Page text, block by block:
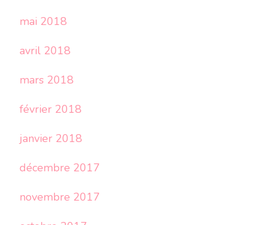
mai 2018
avril 2018
mars 2018
février 2018
janvier 2018
décembre 2017
novembre 2017